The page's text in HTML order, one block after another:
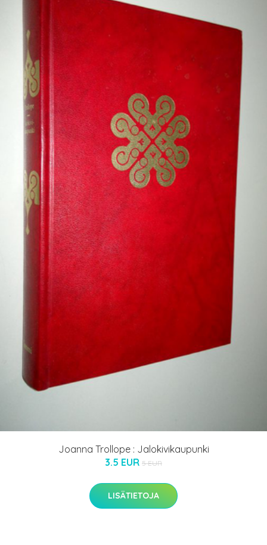
Joanna Trollope : Jalokivikaupunki
3.5 EUR 5 EUR
LISÄTIETOJA